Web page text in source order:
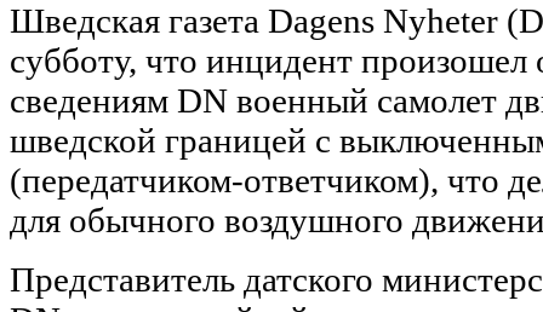
Шведская газета Dagens Nyheter
субботу, что инцидент произошел
сведениям DN военный самолет
шведской границей с
(передатчиком-ответчиком), что
для обычного воздушного
Представитель датского